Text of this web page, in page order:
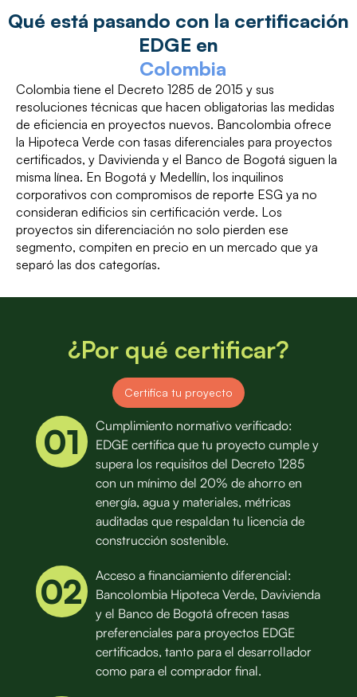
Qué está pasando con la certificación
EDGE en
Colombia
Colombia tiene el Decreto 1285 de 2015 y sus
resoluciones técnicas que hacen obligatorias las medidas
de eficiencia en proyectos nuevos. Bancolombia ofrece
la Hipoteca Verde con tasas diferenciales para proyectos
certificados, y Davivienda y el Banco de Bogotá siguen la
misma línea. En Bogotá y Medellín, los inquilinos
corporativos con compromisos de reporte ESG ya no
consideran edificios sin certificación verde. Los
proyectos sin diferenciación no solo pierden ese
segmento, compiten en precio en un mercado que ya
separó las dos categorías.
¿Por qué certificar?
Certifica tu proyecto
01
Cumplimiento normativo verificado:
EDGE certifica que tu proyecto cumple y
supera los requisitos del Decreto 1285
con un mínimo del 20% de ahorro en
energía, agua y materiales, métricas
auditadas que respaldan tu licencia de
construcción sostenible.
02
Acceso a financiamiento diferencial:
Bancolombia Hipoteca Verde, Davivienda
y el Banco de Bogotá ofrecen tasas
preferenciales para proyectos EDGE
certificados, tanto para el desarrollador
como para el comprador final.